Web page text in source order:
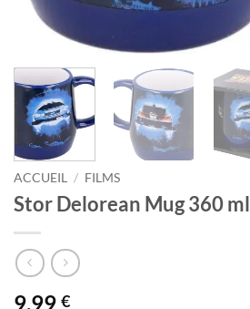
ACCUEIL / FILMS
Stor Delorean Mug 360 ml
9,99 €